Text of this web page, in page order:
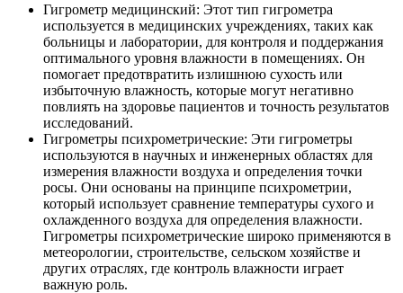
Гигрометр медицинский: Этот тип гигрометра
используется в медицинских учреждениях, таких как
больницы и лаборатории, для контроля и поддержания
оптимального уровня влажности в помещениях. Он
помогает предотвратить излишнюю сухость или
избыточную влажность, которые могут негативно
повлиять на здоровье пациентов и точность результатов
исследований.
Гигрометры психрометрические: Эти гигрометры
используются в научных и инженерных областях для
измерения влажности воздуха и определения точки
росы. Они основаны на принципе психрометрии,
который использует сравнение температуры сухого и
охлажденного воздуха для определения влажности.
Гигрометры психрометрические широко применяются в
метеорологии, строительстве, сельском хозяйстве и
других отраслях, где контроль влажности играет
важную роль.